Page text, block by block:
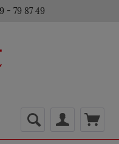
- 79 87 49